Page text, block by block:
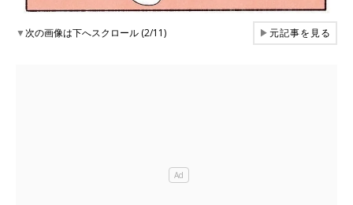
▼次の画像は下へスクロール (2/11) ▶元記事を見る